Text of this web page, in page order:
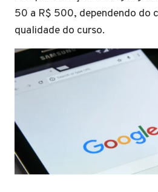
50 a R$ 500, dependendo do
qualidade do curso.